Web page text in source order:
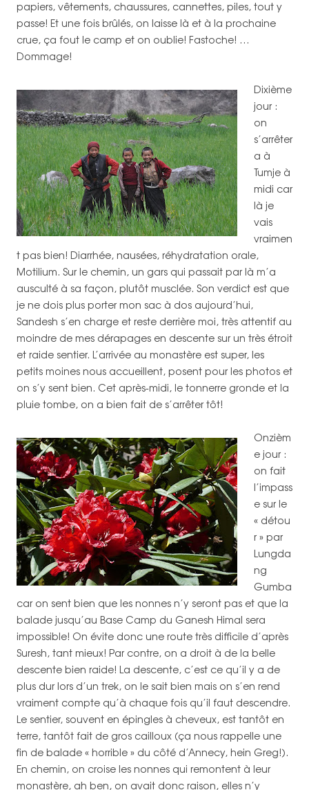
papiers, vêtements, chaussures, cannettes, piles, tout y
passe! Et une fois brûlés, on laisse là et à la prochaine
crue, ça fout le camp et on oublie! Fastoche! …
Dommage!
Dixième
jour :
on
s’arrêter
a à
Tumje à
midi car
là je
vais
vraimen
t pas bien! Diarrhée, nausées, réhydratation orale,
Motilium. Sur le chemin, un gars qui passait par là m’a
ausculté à sa façon, plutôt musclée. Son verdict est que
je ne dois plus porter mon sac à dos aujourd’hui,
Sandesh s’en charge et reste derrière moi, très attentif au
moindre de mes dérapages en descente sur un très étroit
et raide sentier. L’arrivée au monastère est super, les
petits moines nous accueillent, posent pour les photos et
on s’y sent bien. Cet après-midi, le tonnerre gronde et la
pluie tombe, on a bien fait de s’arrêter tôt!
Onzièm
e jour :
on fait
l’impass
e sur le
« détou
r » par
Lungda
ng
Gumba
car on sent bien que les nonnes n’y seront pas et que la
balade jusqu’au Base Camp du Ganesh Himal sera
impossible! On évite donc une route très difficile d’après
Suresh, tant mieux! Par contre, on a droit à de la belle
descente bien raide! La descente, c’est ce qu’il y a de
plus dur lors d’un trek, on le sait bien mais on s’en rend
vraiment compte qu’à chaque fois qu’il faut descendre.
Le sentier, souvent en épingles à cheveux, est tantôt en
terre, tantôt fait de gros cailloux (ça nous rappelle une
fin de balade « horrible » du côté d’Annecy, hein Greg!).
En chemin, on croise les nonnes qui remontent à leur
monastère, ah ben, on avait donc raison, elles n’y